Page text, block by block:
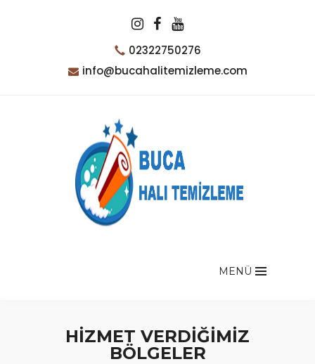
02322750276
info@bucahalitemizleme.com
MENÜ
HİZMET VERDİĞİMİZ
BÖLGELER